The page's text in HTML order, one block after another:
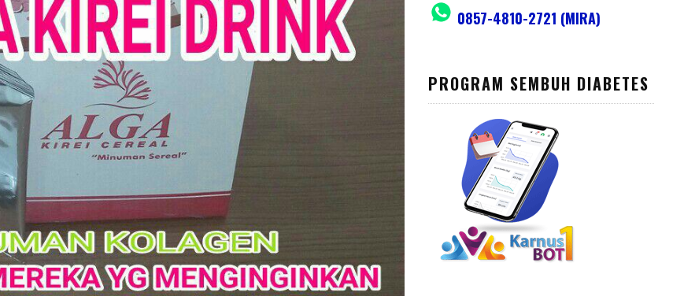
0857-4810-2721 (MIRA)
PROGRAM SEMBUH DIABETES